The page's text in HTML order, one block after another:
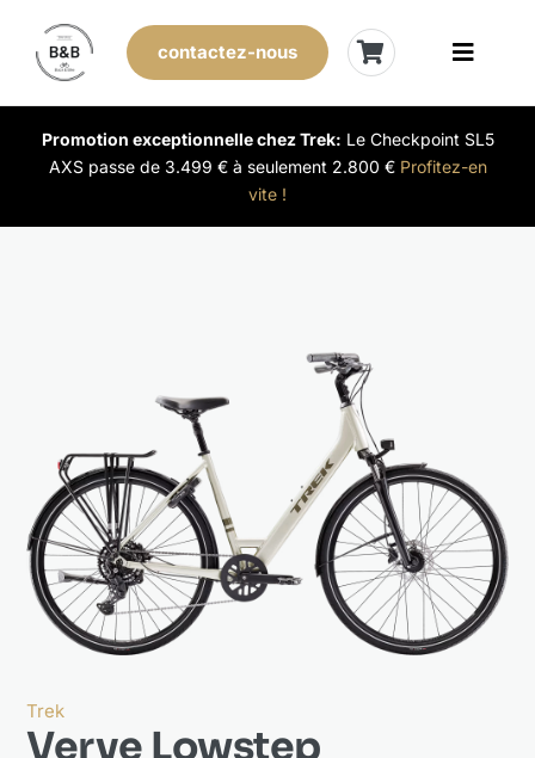
content
Toggle
Vélos de stock
Évènements
Actualités
À propos
contactez-nous
Promotion exceptionnelle chez Trek: Le Checkpoint SL5
AXS passe de 3.499 € à seulement 2.800 € Profitez-en
vite !
Trek
Verve Lowstep